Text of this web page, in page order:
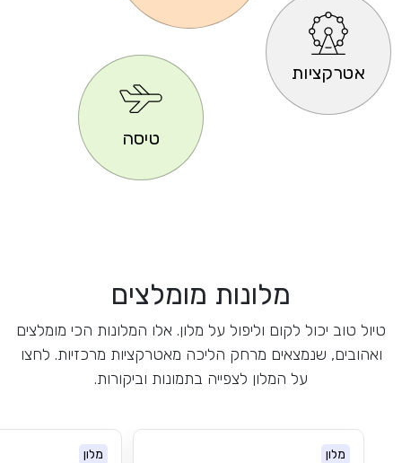
אטרקציות
טיסה
מלונות מומלצים
טיול טוב יכול לקום וליפול על מלון. אלו המלונות הכי מומלצים
ואהובים, שנמצאים מרחק הליכה מאטרקציות מרכזיות. לחצו
על המלון לצפייה בתמונות וביקורות.
מלון מלון